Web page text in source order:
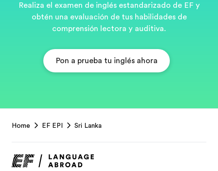
Realiza el examen de inglés estandarizado de EF y
obtén una evaluación de tus habilidades de
comprensión lectora y auditiva.
Pon a prueba tu inglés ahora
Footer
Home EF EPI Sri Lanka